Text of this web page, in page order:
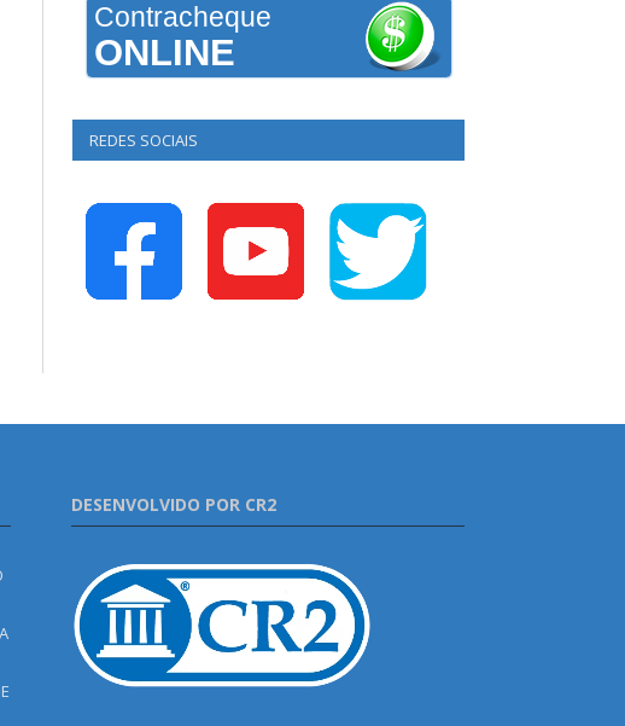
Contracheque
ONLINE
REDES SOCIAIS
DESENVOLVIDO POR CR2